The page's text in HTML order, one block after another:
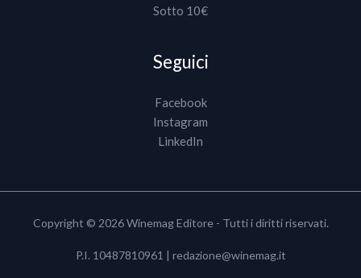
Sotto 10€
Seguici
Facebook
Instagram
LinkedIn
Copyright © 2026 Winemag Editore - Tutti i diritti riservati.
P.I. 10487810961 | redazione@winemag.it